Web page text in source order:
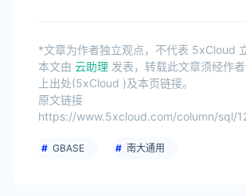
*文章为作者独立观点，不代表 5xCloud
本文由 云助理 发表，转载此文章须经作
上出处(5xCloud )及本页链接。
原文链接
https://www.5xcloud.com/column/sql/
GBASE 南大通用